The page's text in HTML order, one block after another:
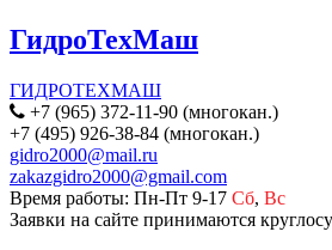
ГидроТехМаш
ГИДРОТЕХМАШ
+7 (965) 372-11-90 (многокан.)
+7 (495) 926-38-84 (многокан.)
gidro2000@mail.ru
zakazgidro2000@gmail.com
Время работы: Пн-Пт 9-17 Сб, Вс
Заявки на сайте принимаются